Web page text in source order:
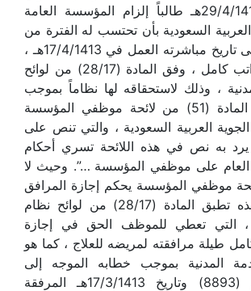
المظالم في 29/4/1413هـ طالباً إلزام المؤسسة العامة
السعودية بأن تحتسب له الفترة من
19/8/1412هـ حتى تاريخ مباشرته العمل في 17/4/1413هـ ،
إجازة مرافق براتب كامل ، وفق المادة (28/17) من لوائح
، وذلك لاستحقاقه لها نظاماً بموجب
الفقرة (3) من المادة (51) من لائحة موظفي المؤسسة
العربية السعودية ، والتي تنص على
يرد به نص في هذه اللائحة تسري أحكام
العام على موظفي المؤسسة …”. وحيث لا
موظفي المؤسسة يحكم إجازة المرافق
فيجب والحال هذه تطبق المادة (28/17) من لوائح نظام
، التي تعطي للموظف الحق في إجازة
طيلة مرافقته لمريضه للعلاج ، كما هو
المدنية بموجب خطابه الموجه إلى
المؤسسة برقم (8893) وتاريخ 17/3/1413هـ المرفقة